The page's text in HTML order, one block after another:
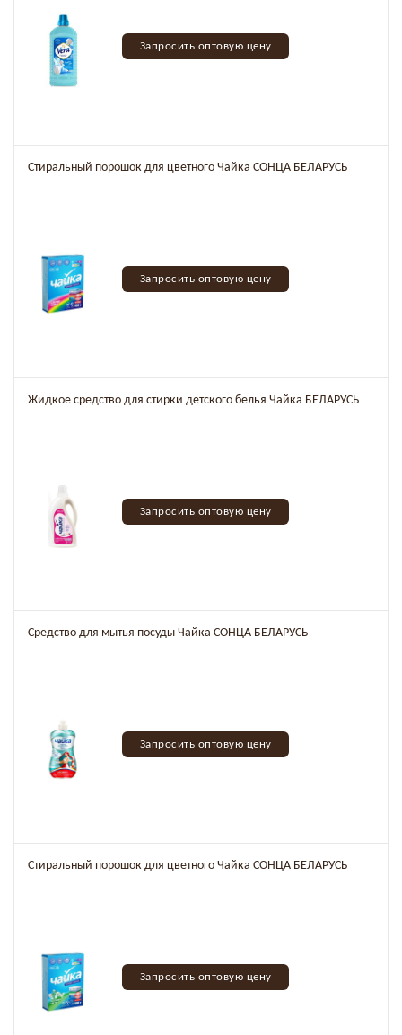
Запросить оптовую цену
Стиральный порошок для цветного Чайка СОНЦА БЕЛАРУСЬ
Запросить оптовую цену
Жидкое средство для стирки детского белья Чайка БЕЛАРУСЬ
Запросить оптовую цену
Средство для мытья посуды Чайка СОНЦА БЕЛАРУСЬ
Запросить оптовую цену
Стиральный порошок для цветного Чайка СОНЦА БЕЛАРУСЬ
Запросить оптовую цену